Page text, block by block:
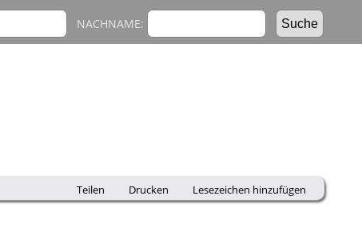
NACHNAME:
Teilen Drucken Lesezeichen hinzufügen